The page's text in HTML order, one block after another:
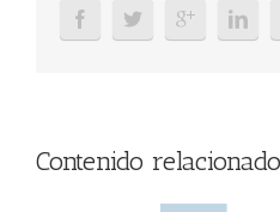
Contenido relacionado